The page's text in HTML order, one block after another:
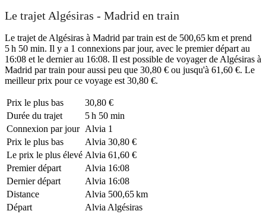
Le trajet Algésiras - Madrid en train
Le trajet de Algésiras à Madrid par train est de 500,65 km et prend
5 h 50 min. Il y a 1 connexions par jour, avec le premier départ au
16:08 et le dernier au 16:08. Il est possible de voyager de Algésiras à
Madrid par train pour aussi peu que 30,80 € ou jusqu'à 61,60 €. Le
meilleur prix pour ce voyage est 30,80 €.
Prix ​​le plus bas
30,80 €
Durée du trajet
5 h 50 min
Connexion par jour Alvia 1
Prix ​​le plus bas
Alvia 30,80 €
Le prix le plus élevé Alvia 61,60 €
Premier départ
Alvia 16:08
Dernier départ
Alvia 16:08
Distance
Alvia 500,65 km
Départ
Alvia Algésiras